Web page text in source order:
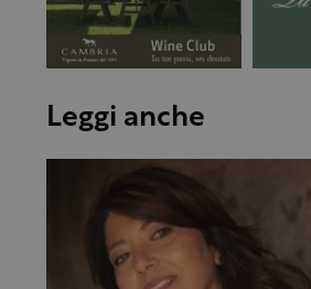
Leggi anche